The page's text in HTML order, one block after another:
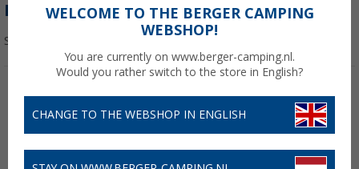
BALLARINI
Sorteren:
-25% -13%
WELCOME TO THE BERGER CAMPING
WEBSHOP!
You are currently on www.berger-camping.nl.
Would you rather switch to the store in English?
CHANGE TO THE WEBSHOP IN ENGLISH